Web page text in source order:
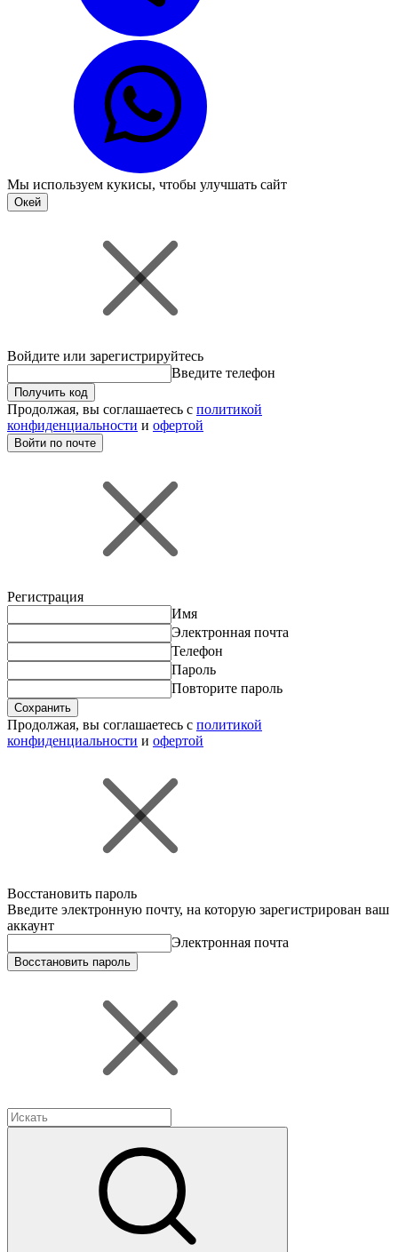
Мы используем кукисы, чтобы улучшать сайт
Окей
Войдите или зарегистрируйтесь
Введите телефон
Получить код
Продолжая, вы соглашаетесь с политикой
конфиденциальности и офертой
Войти по почте
Регистрация
Имя
Электронная почта
Телефон
Пароль
Повторите пароль
Сохранить
Продолжая, вы соглашаетесь с политикой
конфиденциальности и офертой
Восстановить пароль
Введите электронную почту, на которую зарегистрирован ваш
аккаунт
Электронная почта
Восстановить пароль